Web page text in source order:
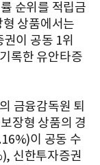
순위를 적립금
상품에서는
이 공동 1위
록한 유안타증
금융감독원 퇴
장형 상품의 경
이 공동 수
신한투자증권